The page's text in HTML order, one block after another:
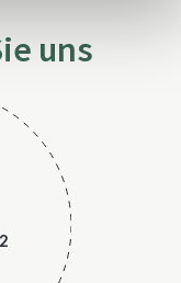
uns